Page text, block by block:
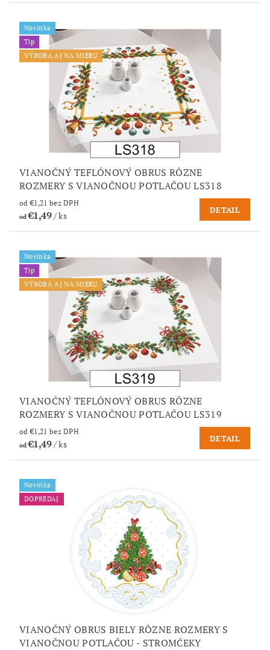
Novinka
Tip
VÝROBA AJ NA MIERU
VIANOČNÝ TEFLÓNOVÝ OBRUS RÔZNE
ROZMERY S VIANOČNOU POTLAČOU LS318
od €1,21 bez DPH
od€1,49/ ks
DETAIL
Novinka
Tip
VÝROBA AJ NA MIERU
VIANOČNÝ TEFLÓNOVÝ OBRUS RÔZNE
ROZMERY S VIANOČNOU POTLAČOU LS319
od €1,21 bez DPH
od€1,49/ ks
DETAIL
Novinka
DOPREDAJ
VIANOČNÝ OBRUS BIELY RÔZNE ROZMERY S
VIANOČNOU POTLAČOU - STROMČEKY